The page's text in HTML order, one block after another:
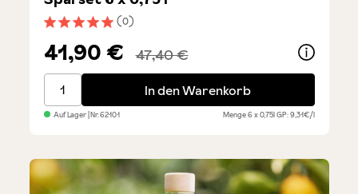
Durchschnittliche Bewertung von 5 von 5 Sternen
(0)
41,90 € 47,40 €
Trebbiano Pinot Grigio - Sommer-Sparset 6 x 0,75 l
In den Warenkorb
Auf Lager| Nr.62101 Menge6 x 0,75lGP: 9,31€/l